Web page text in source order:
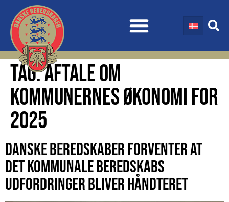
TAG:AFTALE OM
KOMMUNERNES ØKONOMI FOR
2025
DANSKE BEREDSKABER FORVENTER AT
DET KOMMUNALE BEREDSKABS
UDFORDRINGER BLIVER HÅNDTERET